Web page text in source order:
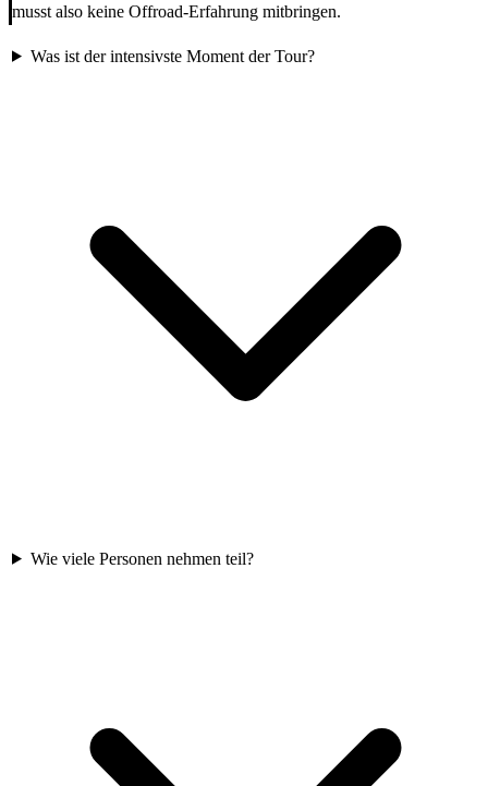
musst also keine Offroad-Erfahrung mitbringen.
Was ist der intensivste Moment der Tour?
Wie viele Personen nehmen teil?